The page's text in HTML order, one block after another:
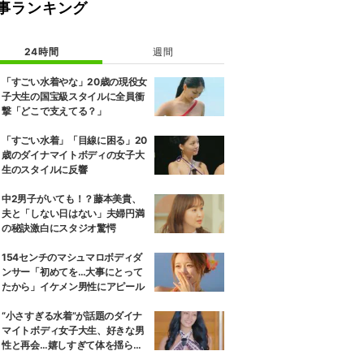
ランキング
24時間 週間
「すごい水着やな」20歳の現役女
子大生の国宝級スタイルに全員衝
撃「どこで支えてる？」
「すごい水着」「目線に困る」20
歳のダイナマイトボディの女子大
生のスタイルに反響
中2男子がいても！？藤本美貴、
夫と「しない日はない」夫婦円満
の秘訣激白にスタジオ驚愕
154センチのマシュマロボディダ
ンサー「初めてを…大事にとって
たから」イケメン男性にアピール
“小さすぎる水着”が話題のダイナ
マイトボディ女子大生、好きな男
性と再会…嬉しすぎて体を揺らし